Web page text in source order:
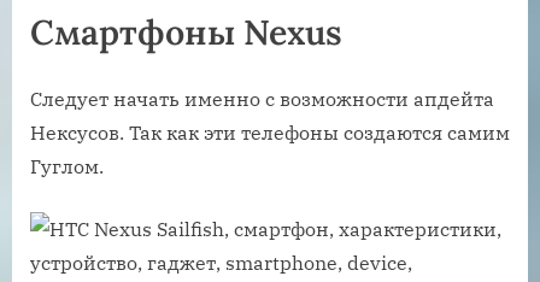
Смартфоны Nexus
Следует начать именно с возможности апдейта
Нексусов. Так как эти телефоны создаются самим
Гуглом.